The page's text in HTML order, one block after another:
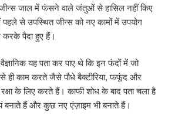
जीन्स जाल में फंसने वाले जंतुओं से हासिल नहीं किए
पहले से उपस्थित जीन्स को नए कामों में उपयोग
पैदा हुए हैं।
यह पता कर पाए थे कि इन फंदों में जो
ही काम करते जैसे पौधे बैक्टीरिया, फफूंद और
के लिए करते हैं। काफी शोध के बाद पता चला है
बनाते हैं और कुछ नए एंज़ाइम भी बनाते हैं।